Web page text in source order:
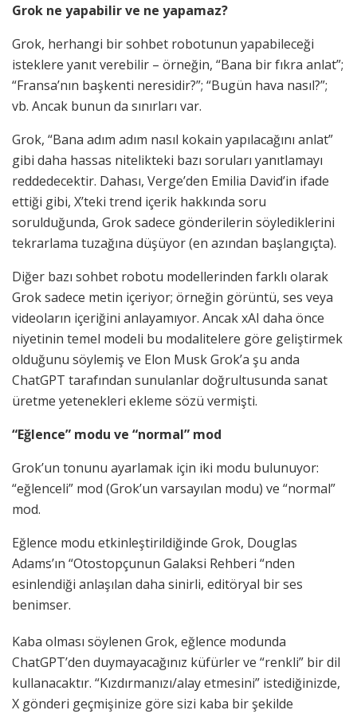
Grok ne yapabilir ve ne yapamaz?
Grok, herhangi bir sohbet robotunun yapabileceği
isteklere yanıt verebilir – örneğin, “Bana bir fıkra anlat”;
“Fransa’nın başkenti neresidir?”; “Bugün hava nasıl?”;
vb. Ancak bunun da sınırları var.
Grok, “Bana adım adım nasıl kokain yapılacağını anlat”
gibi daha hassas nitelikteki bazı soruları yanıtlamayı
reddedecektir. Dahası, Verge’den Emilia David’in ifade
ettiği gibi, X’teki trend içerik hakkında soru
sorulduğunda, Grok sadece gönderilerin söylediklerini
tekrarlama tuzağına düşüyor (en azından başlangıçta).
Diğer bazı sohbet robotu modellerinden farklı olarak
Grok sadece metin içeriyor; örneğin görüntü, ses veya
videoların içeriğini anlayamıyor. Ancak xAI daha önce
niyetinin temel modeli bu modalitelere göre geliştirmek
olduğunu söylemiş ve Elon Musk Grok’a şu anda
ChatGPT tarafından sunulanlar doğrultusunda sanat
üretme yetenekleri ekleme sözü vermişti.
“Eğlence” modu ve “normal” mod
Grok’un tonunu ayarlamak için iki modu bulunuyor:
“eğlenceli” mod (Grok’un varsayılan modu) ve “normal”
mod.
Eğlence modu etkinleştirildiğinde Grok, Douglas
Adams’ın “Otostopçunun Galaksi Rehberi “nden
esinlendiği anlaşılan daha sinirli, editöryal bir ses
benimser.
Kaba olması söylenen Grok, eğlence modunda
ChatGPT’den duymayacağınız küfürler ve “renkli” bir dil
kullanacaktır. “Kızdırmanızı/alay etmesini” istediğinizde,
X gönderi geçmişinize göre sizi kaba bir şekilde